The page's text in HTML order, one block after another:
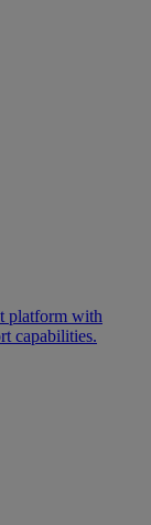
platform with
capabilities.